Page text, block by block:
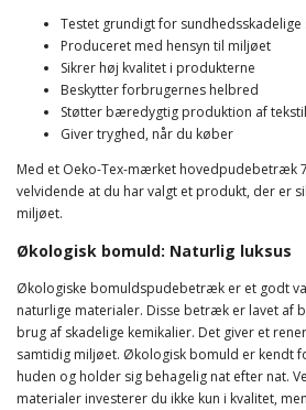
Testet grundigt for
Produceret med hensyn til miljøet
Sikrer høj kvalitet i produkterne
Beskytter forbrugernes helbred
Støtter bæredygtig produktion af
Giver tryghed, når du køber
Med et Oeko-Tex-mærket hovedpudebetræk
velvidende at du har valgt et produkt, der er
miljøet.
Økologisk bomuld: Naturlig luksus
Økologiske bomuldspudebetræk er et godt
naturlige materialer. Disse betræk er lavet af
brug af skadelige kemikalier. Det giver et
samtidig miljøet. Økologisk bomuld er kendt
huden og holder sig behagelig nat efter nat.
materialer investerer du ikke kun i kvalitet,